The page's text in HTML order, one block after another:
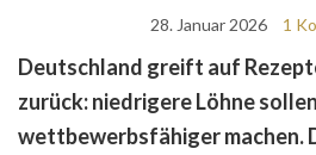
28. Januar 2026 1
Deutschland greift auf
zurück: niedrigere Löhne sollen
wettbewerbsfähiger machen.